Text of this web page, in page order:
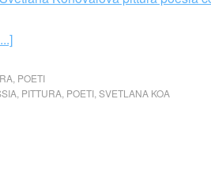
POETI
PITTURA POETI SVETLANA KOA